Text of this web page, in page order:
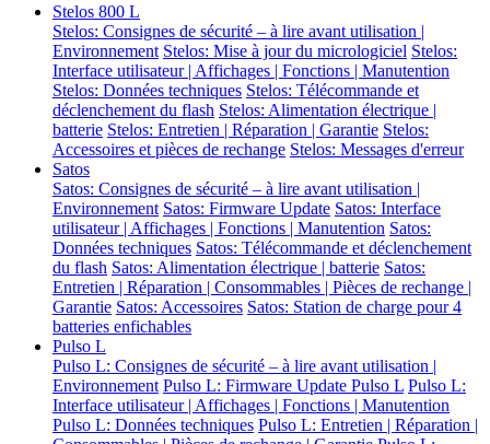
Stelos 800 L
Stelos: Consignes de sécurité – à lire avant utilisation |
Environnement Stelos: Mise à jour du micrologiciel Stelos:
Interface utilisateur | Affichages | Fonctions | Manutention
Stelos: Données techniques Stelos: Télécommande et
déclenchement du flash Stelos: Alimentation électrique |
batterie Stelos: Entretien | Réparation | Garantie Stelos:
Accessoires et pièces de rechange Stelos: Messages d'erreur
Satos
Satos: Consignes de sécurité – à lire avant utilisation |
Environnement Satos: Firmware Update Satos: Interface
utilisateur | Affichages | Fonctions | Manutention Satos:
Données techniques Satos: Télécommande et déclenchement
du flash Satos: Alimentation électrique | batterie Satos:
Entretien | Réparation | Consommables | Pièces de rechange |
Garantie Satos: Accessoires Satos: Station de charge pour 4
batteries enfichables
Pulso L
Pulso L: Consignes de sécurité – à lire avant utilisation |
Environnement Pulso L: Firmware Update Pulso L Pulso L:
Interface utilisateur | Affichages | Fonctions | Manutention
Pulso L: Données techniques Pulso L: Entretien | Réparation |